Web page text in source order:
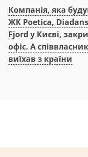
Компанія, яка
ЖК Poetica,
Fjord у Києві,
офіс. А співвласник
виїхав з країни